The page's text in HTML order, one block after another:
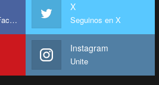
Unite a nuestro Facebook
X
Seguinos en X
Instagram
Unite